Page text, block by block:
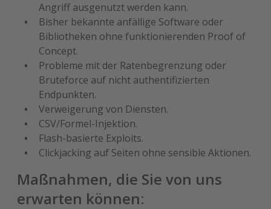
Angriff ausgenutzt werden kann.
Bisher bekannte anfällige Software oder
Bibliotheken ohne funktionierenden Proof of
Concept.
Probleme mit der Ratenbegrenzung oder
Bruteforce auf nicht authentifizierten
Endpunkten.
Verweigerung von Diensten.
CSV/Formel-Injektion.
Flash-basierte Exploits.
Clickjacking auf Seiten ohne sensible Aktionen.
Maßnahmen, die Sie von uns
erwarten können: